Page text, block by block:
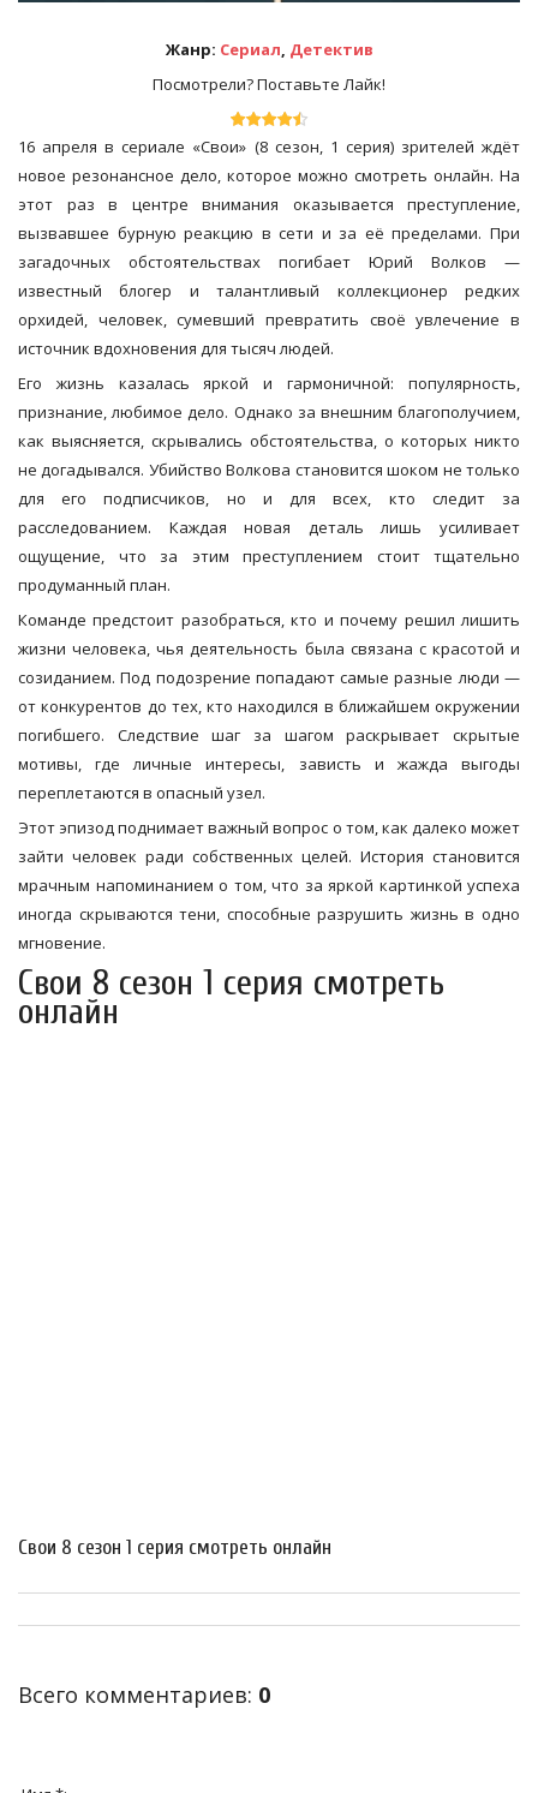
Жанр: Сериал, Детектив
Посмотрели? Поставьте Лайк!
16 апреля в сериале «Свои» (8 сезон, 1 серия) зрителей ждёт
новое резонансное дело, которое можно смотреть онлайн. На
этот раз в центре внимания оказывается преступление,
вызвавшее бурную реакцию в сети и за её пределами. При
загадочных обстоятельствах погибает Юрий Волков —
известный блогер и талантливый коллекционер редких
орхидей, человек, сумевший превратить своё увлечение в
источник вдохновения для тысяч людей.
Его жизнь казалась яркой и гармоничной: популярность,
признание, любимое дело. Однако за внешним благополучием,
как выясняется, скрывались обстоятельства, о которых никто
не догадывался. Убийство Волкова становится шоком не только
для его подписчиков, но и для всех, кто следит за
расследованием. Каждая новая деталь лишь усиливает
ощущение, что за этим преступлением стоит тщательно
продуманный план.
Команде предстоит разобраться, кто и почему решил лишить
жизни человека, чья деятельность была связана с красотой и
созиданием. Под подозрение попадают самые разные люди —
от конкурентов до тех, кто находился в ближайшем окружении
погибшего. Следствие шаг за шагом раскрывает скрытые
мотивы, где личные интересы, зависть и жажда выгоды
переплетаются в опасный узел.
Этот эпизод поднимает важный вопрос о том, как далеко может
зайти человек ради собственных целей. История становится
мрачным напоминанием о том, что за яркой картинкой успеха
иногда скрываются тени, способные разрушить жизнь в одно
мгновение.
Свои 8 сезон 1 серия смотреть
онлайн
Свои 8 сезон 1 серия смотреть онлайн
Всего комментариев: 0